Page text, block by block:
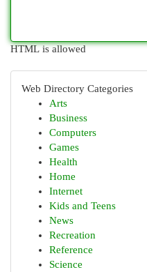
HTML is allowed
Web Directory Categories
Arts
Business
Computers
Games
Health
Home
Internet
Kids and Teens
News
Recreation
Reference
Science